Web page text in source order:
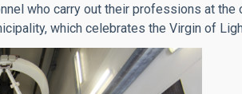
who carry out their professions at
which celebrates the Virgin of